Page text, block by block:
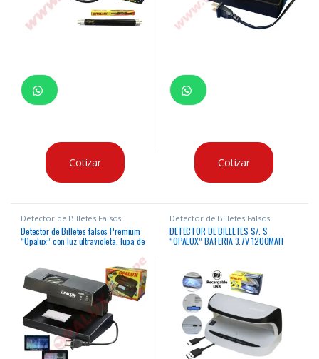
Cotizar Cotizar
Detector de Billetes Falsos
Detector de Billetes falsos Premium
“Opalux” con luz ultravioleta, lupa de
Detector de Billetes Falsos
DETECTOR DE BILLETES S/. S
“OPALUX” BATERIA 3.7V 1200MAH